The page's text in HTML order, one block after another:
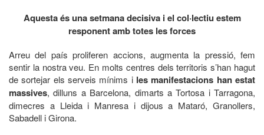
Aquesta és una setmana decisiva i el col·lectiu estem
responent amb totes les forces
Arreu del país proliferen accions, augmenta la pressió, fem
sentir la nostra veu. En molts centres dels territoris s’han hagut
de sortejar els serveis mínims i les manifestacions han estat
massives, dilluns a Barcelona, dimarts a Tortosa i Tarragona,
dimecres a Lleida i Manresa i dijous a Mataró, Granollers,
Sabadell i Girona.